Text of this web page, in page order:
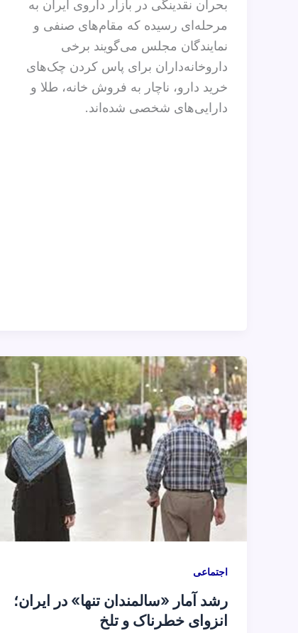
بحران نقدینگی در بازار داروی ایران به
مرحله‌ای رسیده که مقام‌های صنفی و
نمایندگان مجلس می‌گویند برخی
داروخانه‌داران برای پاس کردن چک‌های
خرید دارو، ناچار به فروش خانه، طلا و
دارایی‌های شخصی شده‌اند.
اجتماعی
رشد آمار «سالمندان تنها» در ایران؛
انزوای خطرناک و تلخ